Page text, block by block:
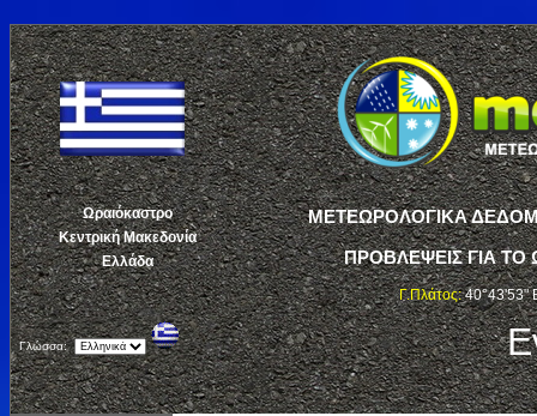
Ωραιόκαστρο
Κεντρική Μακεδονία
Ελλάδα
ΜΕΤΕΩΡΟΛΟΓΙΚΑ
ΠΡΟΒΛΕΨΕΙΣ ΓΙΑ ΤΟ
Γ.Πλάτος:40°43'53"
Γλώσσα: